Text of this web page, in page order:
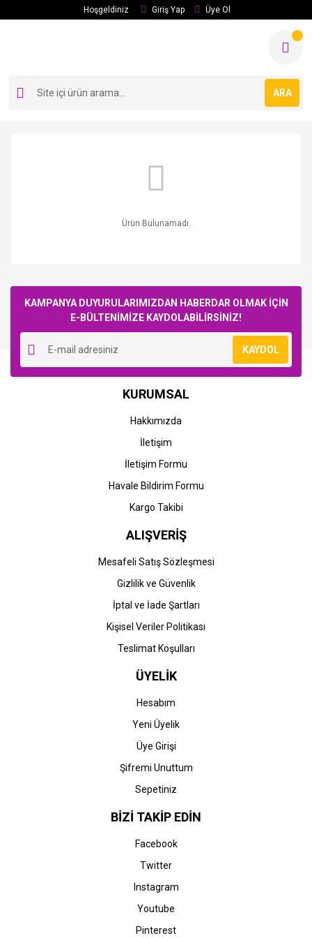
Hoşgeldiniz Giriş Yap Üye Ol
ARA
Ürün Bulunamadı.
KAMPANYA DUYURULARIMIZDAN HABERDAR OLMAK İÇİN
E-BÜLTENİMİZE KAYDOLABİLİRSİNİZ!
KAYDOL
KURUMSAL
Hakkımızda
İletişim
İletişim Formu
Havale Bildirim Formu
Kargo Takibi
ALIŞVERİŞ
Mesafeli Satış Sözleşmesi
Gizlilik ve Güvenlik
İptal ve İade Şartları
Kişisel Veriler Politikası
Teslimat Koşulları
ÜYELİK
Hesabım
Yeni Üyelik
Üye Girişi
Şifremi Unuttum
Sepetiniz
BİZİ TAKİP EDİN
Facebook
Twitter
Instagram
Youtube
Pinterest